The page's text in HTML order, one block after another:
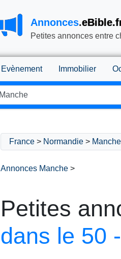
Annonces.
Petites annonces entre
Evènement Immobilier
France > Normandie > Manche
Annonces Manche >
Petites
dans le 50